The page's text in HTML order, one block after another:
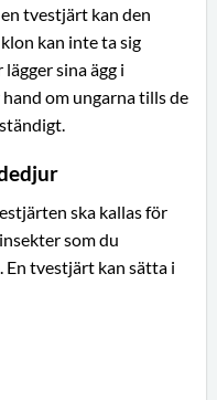
tvestjärt kan den
kan inte ta sig
sina ägg i
om ungarna tills de
ska kallas för
som du
En tvestjärt kan sätta i